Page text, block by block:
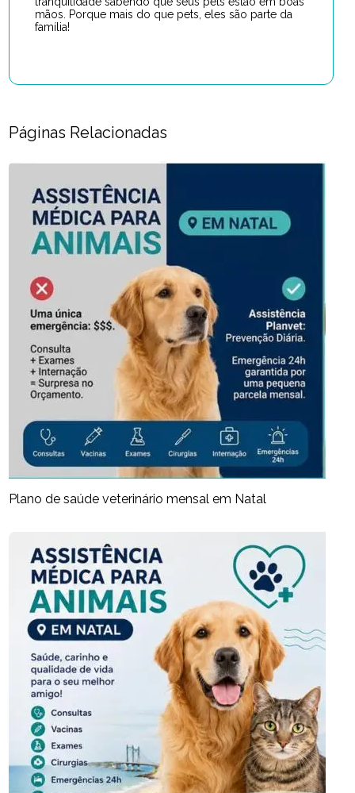
mãos. Porque mais do que pets, eles são parte da
família!
Páginas Relacionadas
Plano de saúde veterinário mensal em Natal